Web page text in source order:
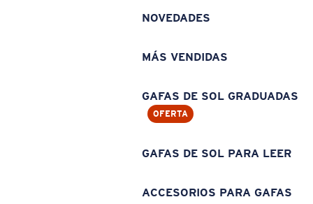
NOVEDADES
MÁS VENDIDAS
GAFAS DE SOL GRADUADAS
OFERTA
GAFAS DE SOL PARA LEER
ACCESORIOS PARA GAFAS